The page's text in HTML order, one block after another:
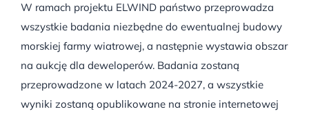
W ramach projektu ELWIND państwo przeprowadza
wszystkie badania niezbędne do ewentualnej budowy
morskiej farmy wiatrowej, a następnie wystawia obszar
na aukcję dla deweloperów. Badania zostaną
przeprowadzone w latach 2024-2027, a wszystkie
wyniki zostaną opublikowane na stronie internetowej